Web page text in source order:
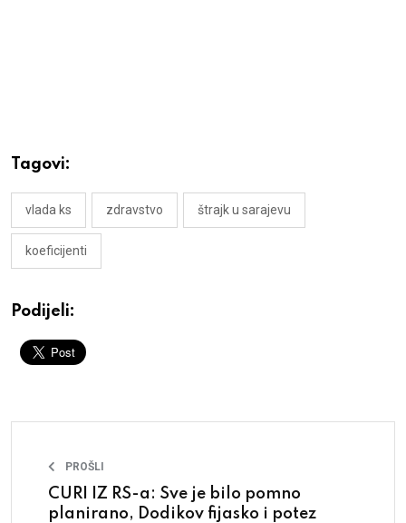
Tagovi:
vlada ks zdravstvo štrajk u sarajevu
koeficijenti
Podijeli:
PROŠLI
CURI IZ RS-a: Sve je bilo pomno
planirano, Dodikov fijasko i potez